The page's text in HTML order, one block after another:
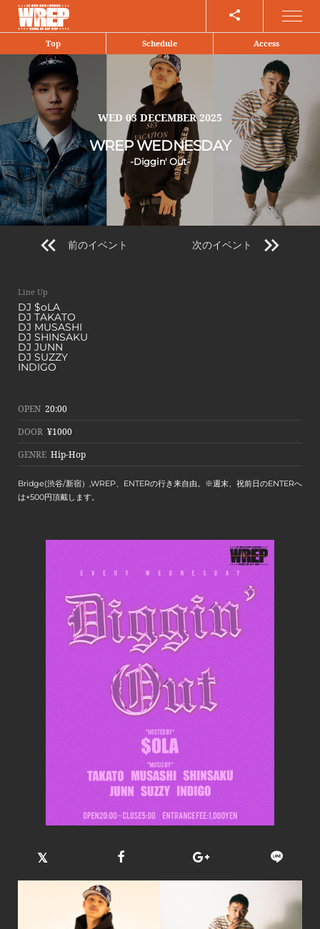
Top Schedule Access
Share
WED 03 DECEMBER 2025
WREP WEDNESDAY
-Diggin' Out-
前のイベント 次のイベント
Line Up
DJ $oLA
DJ TAKATO
DJ MUSASHI
DJ SHINSAKU
DJ JUNN
DJ SUZZY
INDIGO
OPEN 20:00
DOOR ¥1000
GENRE Hip-Hop
Bridge(渋谷/新宿）,WREP、ENTERの行き来自由。※週末、祝前日のENTERへ
は+500円頂戴します。